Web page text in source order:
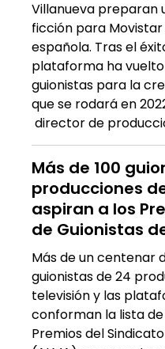
Villanueva preparan
ficción para
española. Tras el
plataforma ha
guionistas para la
que se rodará en
director de
Más de 100
producciones
aspiran a los
de Guionistas
Más de un centenar
guionistas de 24
televisión y las
conforman la lista
Premios del